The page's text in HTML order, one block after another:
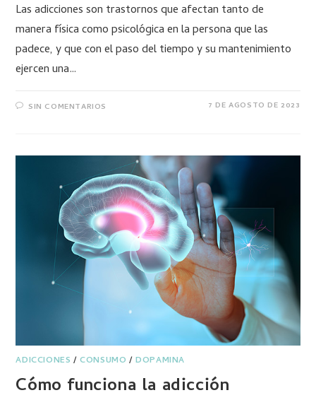
Las adicciones son trastornos que afectan tanto de
manera física como psicológica en la persona que las
padece, y que con el paso del tiempo y su mantenimiento
ejercen una…
SIN COMENTARIOS 7 DE AGOSTO DE 2023
ADICCIONES /CONSUMO /DOPAMINA
Cómo funciona la adicción